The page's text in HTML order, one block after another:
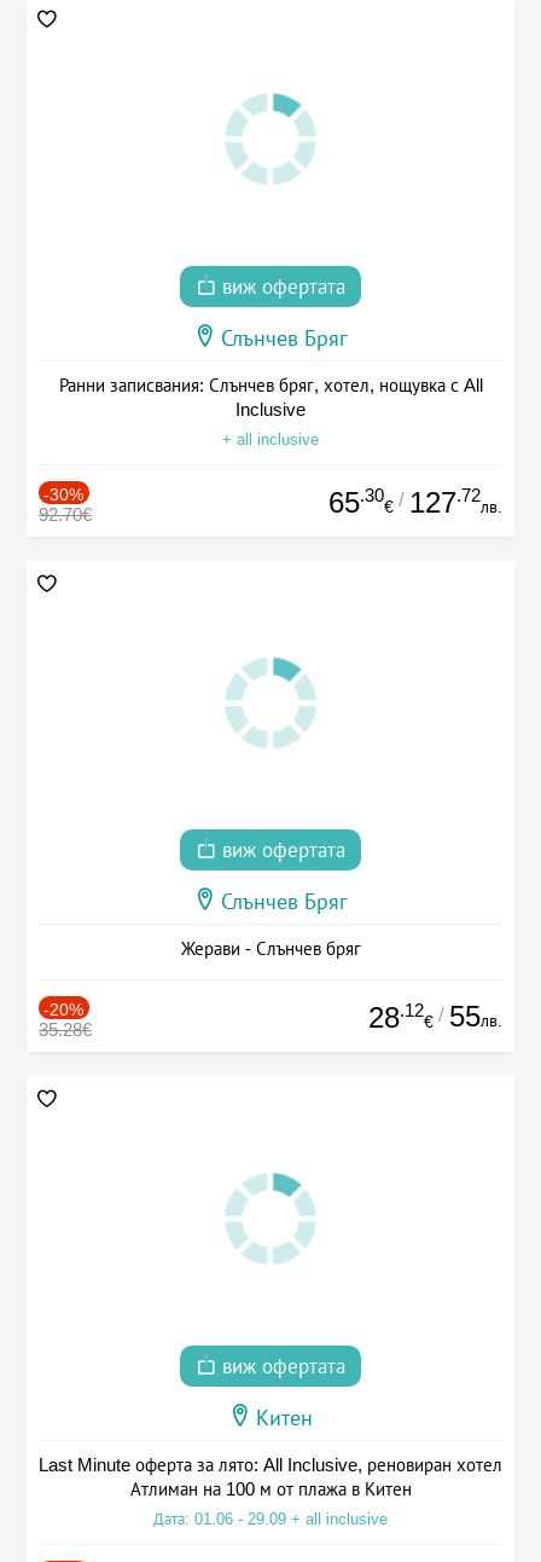
виж офертата
Слънчев Бряг
Ранни записвания: Слънчев бряг, хотел, нощувка с All
Inclusive
+ all inclusive
-30%
92.70€ 65.30
€ / 127.72
лв.
виж офертата
Слънчев Бряг
Жерави - Слънчев бряг
-20%
35.28€ 28.12
€ / 55лв.
виж офертата
Китен
Last Minute оферта за лято: All Inclusive, реновиран хотел
Атлиман на 100 м от плажа в Китен
Дата: 01.06 - 29.09 + all inclusive